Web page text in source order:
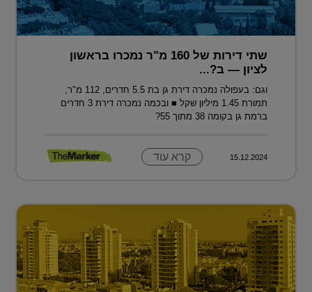
שתי דירות של 160 מ"ר נמכרו בראשון
לציון — ב?...
וגם: בעפולה נמכרה דירת גן בת 5.5 חדרים, 112 מ"ר,
תמורת 1.45 מיליון שקל ■ ובכמה נמכרה דירת 3 חדרים
ברמת גן בקומה 38 מתוך 55?
15.12.2024 קרא עוד